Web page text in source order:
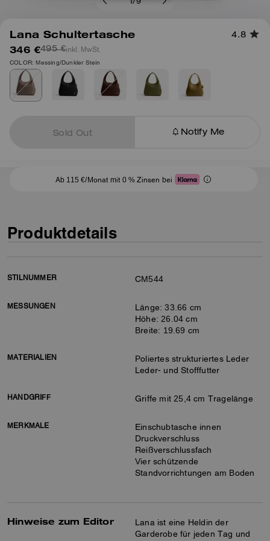
/9
Lana Schultertasche 4.8
346 €495 €inkl. MwSt.
COLOR: Messing/Dunkler Stein
Sold Out Notify Me
Ab 115 €/Monat mit 0 % Zinsen bei
Produktdetails
STILNUMMER CM544
MESSUNGEN
Länge: 33.66 cm
Höhe: 26.04 cm
Breite: 19.69 cm
MATERIALIEN
Poliertes strukturiertes Leder
Leder- und Stofffutter
HANDGRIFF Griffe mit 25,4 cm Tragelänge
MERKMALE
Einschubtasche innen
Druckverschluss
Reißverschlussfach
Vier schützende
Standvorrichtungen am Boden
Hinweise zum Editor
Lana ist eine Heldin der
Garderobe für jeden Tag und